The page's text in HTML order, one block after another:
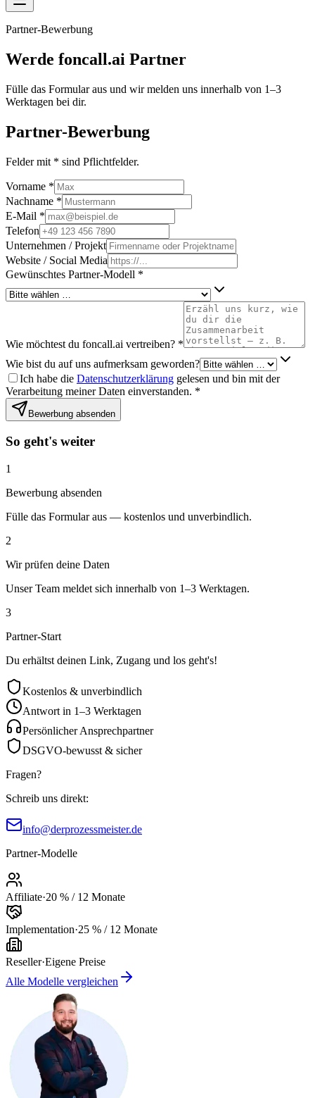
Partner-Bewerbung
Werde foncall.ai Partner
Fülle das Formular aus und wir melden uns innerhalb von 1–3
Werktagen bei dir.
Partner-Bewerbung
Felder mit * sind Pflichtfelder.
Vorname *
Nachname *
E-Mail *
Telefon
Unternehmen / Projekt
Website / Social Media
Gewünschtes Partner-Modell *
Wie möchtest du foncall.ai vertreiben? *
Wie bist du auf uns aufmerksam geworden?
Ich habe die Datenschutzerklärung gelesen und bin mit der
Verarbeitung meiner Daten einverstanden. *
Bewerbung absenden
So geht's weiter
1
Bewerbung absenden
Fülle das Formular aus — kostenlos und unverbindlich.
2
Wir prüfen deine Daten
Unser Team meldet sich innerhalb von 1–3 Werktagen.
3
Partner-Start
Du erhältst deinen Link, Zugang und los geht's!
Kostenlos & unverbindlich
Antwort in 1–3 Werktagen
Persönlicher Ansprechpartner
DSGVO-bewusst & sicher
Fragen?
Schreib uns direkt:
info@derprozessmeister.de
Partner-Modelle
Affiliate·20 % / 12 Monate
Implementation·25 % / 12 Monate
Reseller·Eigene Preise
Alle Modelle vergleichen